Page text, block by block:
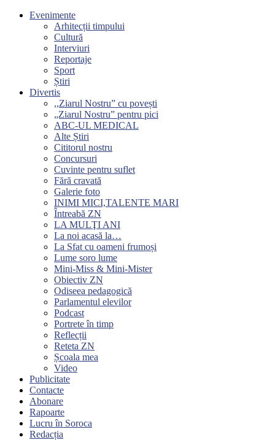
Evenimente
Arhitecții timpului
Cultură
Interviuri
Reportaje
Sport
Știri
Divertis
,,Ziarul Nostru” cu povești
„Ziarul Nostru” pentru pici
ABC-UL MEDICAL
Alte Știri
Cititorul nostru
Concursuri
Cuvinte pentru suflet
Fără cravată
Galerie foto
INIMI MICI,TALENTE MARI
Întreabă ZN
LA MULŢI ANI
La noi acasă la…
La Sfat cu oameni frumoși
Lume soro lume
Mini-Miss & Mini-Mister
Obiectiv ZN
Odiseea pedagogică
Parlamentul elevilor
Podcast
Portrete în timp
Reflecții
Reteta ZN
Școala mea
Video
Publicitate
Contacte
Abonare
Rapoarte
Lucru în Soroca
Redacția